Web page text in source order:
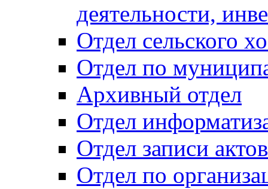
деятельности,
Отдел сельского
Отдел по
Архивный отдел
Отдел
Отдел записи
Отдел по